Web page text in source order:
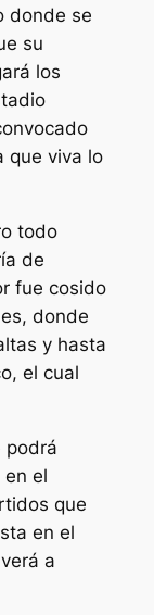
donde se
su
los
que viva lo
todo
de
fue cosido
donde
y hasta
el cual
podrá
en el
que
en el
a